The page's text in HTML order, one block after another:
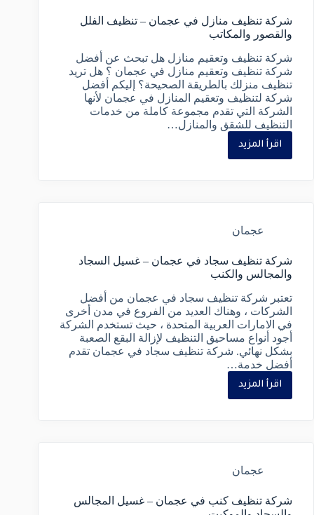
شركة تنظيف منازل في عجمان – تنظيف الفلل
والقصور والمكاتب
شركة تنظيف وتعقيم منازل هل تبحث عن أفضل
شركة تنظيف وتعقيم منازل في عجمان ؟ هل تريد
تنظيف منزلك بالطريقة الصحيحة؟ إليكم أفضل
شركة لتنظيف وتعقيم المنازل في عجمان لأنها
الشركة التي تقدم مجموعة كاملة من خدمات
التنظيف للشقق والمنازل…
اقرأ المزيد
عجمان
شركة تنظيف سجاد في عجمان – غسيل السجاد
والمجالس والكنب
تعتبر شركة تنظيف سجاد في عجمان من أفضل
الشركات ، وهناك العديد من الفروع في مدن أخرى
في الامارات العربية المتحدة ، حيث تستخدم الشركة
أجود أنواع مساحيق التنظيف لإزالة البقع الصعبة
بشكل نهائي. شركة تنظيف سجاد في عجمان تقدم
أفضل خدمة…
اقرأ المزيد
عجمان
شركة تنظيف كنب في عجمان – غسيل المجالس